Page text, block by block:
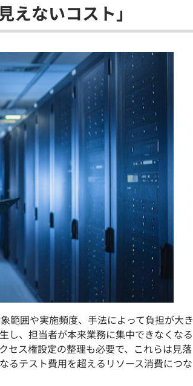
ないコスト」
範囲や実施頻度、手法によって負担が大き
し、担当者が本来業務に集中できなくなる
セス権設定の整理も必要で、これらは見落
るテスト費用を超えるリソース消費につな